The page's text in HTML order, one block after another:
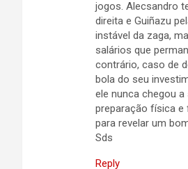
jogos. Alecsandro
direita e Guiñazu
instável da zaga,
salários que
contrário, caso de
bola do seu
ele nunca chegou
preparação física e
para revelar um
Sds
Reply